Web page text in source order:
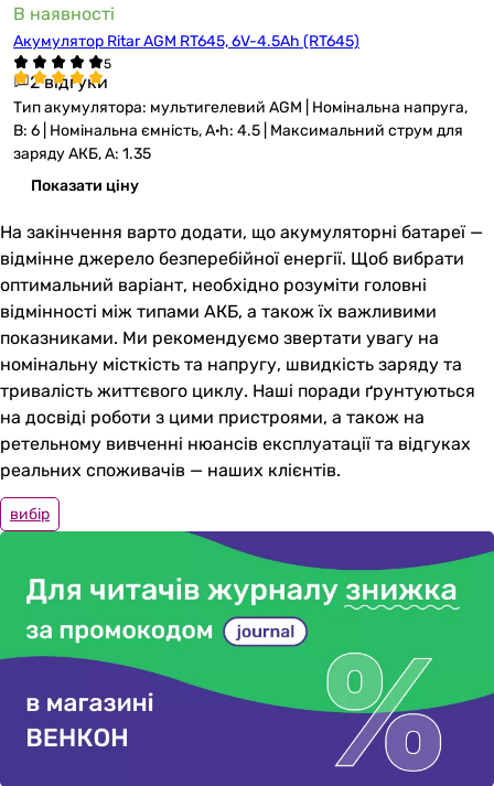
В наявності
Акумулятор Ritar AGM RT645, 6V-4.5Ah (RT645)
2 відгуки
Тип акумулятора: мультигелевий AGM | Номінальна напруга,
В: 6 | Номінальна ємність, A·h: 4.5 | Максимальний струм для
заряду АКБ, А: 1.35
Показати ціну
На закінчення варто додати, що акумуляторні батареї —
відмінне джерело безперебійної енергії. Щоб вибрати
оптимальний варіант, необхідно розуміти головні
відмінності між типами АКБ, а також їх важливими
показниками. Ми рекомендуємо звертати увагу на
номінальну місткість та напругу, швидкість заряду та
тривалість життєвого циклу. Наші поради ґрунтуються
на досвіді роботи з цими пристроями, а також на
ретельному вивченні нюансів експлуатації та відгуках
реальних споживачів — наших клієнтів.
вибір